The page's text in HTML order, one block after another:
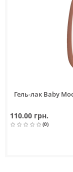
Гель-лак Baby
110.00 грн.
(0)